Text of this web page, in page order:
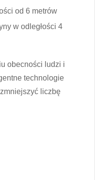
od 6 metrów
w odległości 4
obecności ludzi i
technologie
liczbę